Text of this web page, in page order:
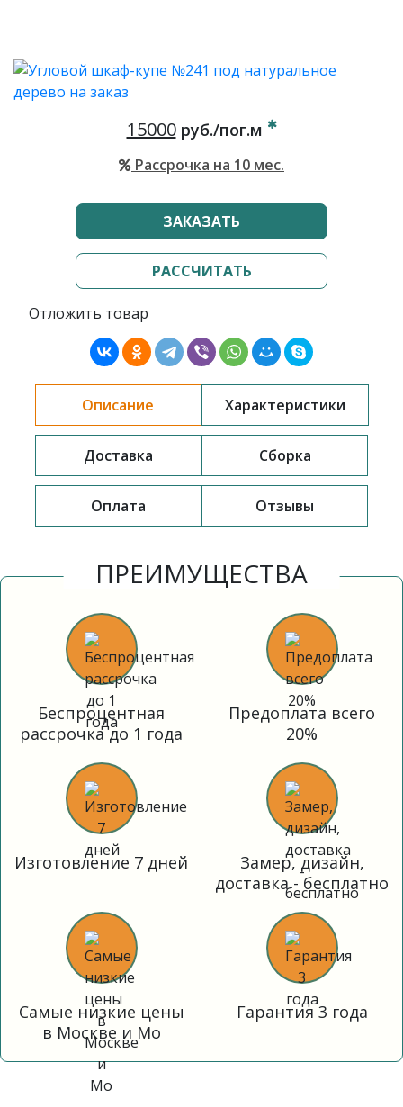
15000руб./пог.м
Рассрочка на 10 мес.
ЗАКАЗАТЬ
РАССЧИТАТЬ
Отложить товар
Описание Характеристики
Доставка Сборка
Оплата Отзывы
ПРЕИМУЩЕСТВА
Беспроцентная
рассрочка до 1 года
Предоплата всего
20%
Изготовление 7 дней
Замер, дизайн,
доставка - бесплатно
Самые низкие цены
в Москве и Мо
Гарантия 3 года